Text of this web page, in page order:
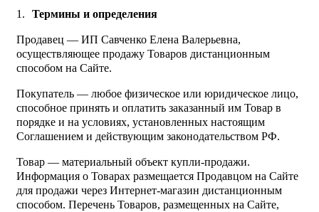
Термины и определения
Продавец — ИП Савченко Елена Валерьевна,
осуществляющее продажу Товаров дистанционным
способом на Сайте.
Покупатель — любое физическое или юридическое лицо,
способное принять и оплатить заказанный им Товар в
порядке и на условиях, установленных настоящим
Соглашением и действующим законодательством РФ.
Товар — материальный объект купли-продажи.
Информация о Товарах размещается Продавцом на Сайте
для продажи через Интернет-магазин дистанционным
способом. Перечень Товаров, размещенных на Сайте,